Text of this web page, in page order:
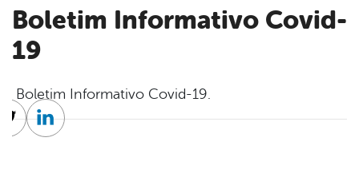
Boletim Informativo Covid-
19
Boletim Informativo Covid-19.
TwitterLinkedin